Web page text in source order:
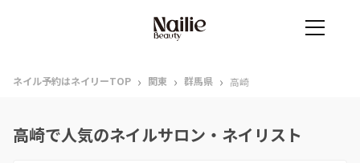
ネイル予約はネイリーTOP › 関東 › 群馬県 › 高崎
高崎で人気のネイルサロン・ネイリスト